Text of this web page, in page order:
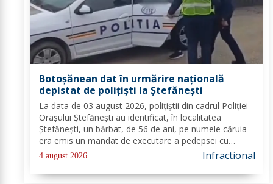
Botoșănean dat în urmărire națională
depistat de polițiști la Ștefănești
La data de 03 august 2026, polițiștii din cadrul Poliției
Orașului Ștefănești au identificat, în localitatea
Ștefănești, un bărbat, de 56 de ani, pe numele căruia
era emis un mandat de executare a pedepsei cu
închisoarea. Acesta a fost condamnat la 2 ani, 2 luni și
20 de zile pentru săvârșirea...
4 august 2026 Infractional